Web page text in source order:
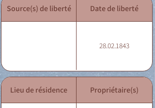
Source(s) de liberté Date de liberté
28.02.1843
Lieu de résidence Propriétaire(s)